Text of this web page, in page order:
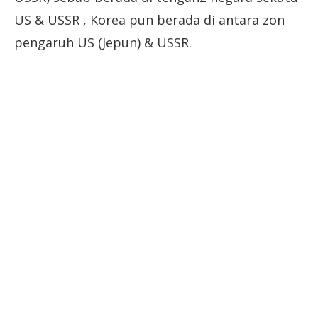
US & USSR , Korea pun berada di antara zon
pengaruh US (Jepun) & USSR.